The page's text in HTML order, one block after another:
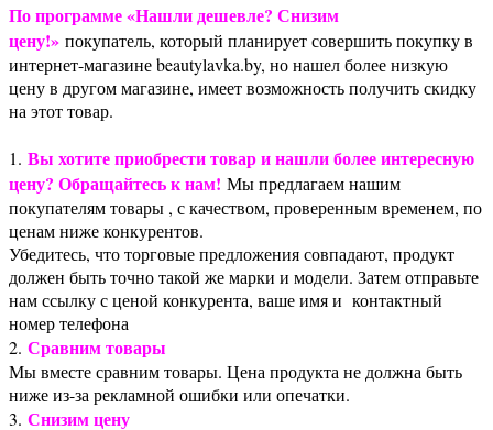
травмирует кожу головы, не сушит локоны и волосы высушены за
несколько мгновений без всякого вреда.
Особенности расчески Janeke Superbrush:
-деликатный массаж головы
-легкое распутывание
-не электризует волосы
-подходит для мокрых волос
По программе «Нашли дешевле? Снизим
цену!» покупатель, который планирует совершить покупку в
интернет-магазине beautylavka.by, но нашел более низкую
цену в другом магазине, имеет возможность получить скидку
на этот товар.
1. Вы хотите приобрести товар и нашли более интересную
цену? Обращайтесь к нам! Мы предлагаем нашим
покупателям товары , с качеством, проверенным временем, по
ценам ниже конкурентов.
Убедитесь, что торговые предложения совпадают, продукт
должен быть точно такой же марки и модели. Затем отправьте
нам ссылку с ценой конкурента, ваше имя и контактный
номер телефона
2. Сравним товары
Мы вместе сравним товары. Цена продукта не должна быть
ниже из-за рекламной ошибки или опечатки.
3. Снизим цену